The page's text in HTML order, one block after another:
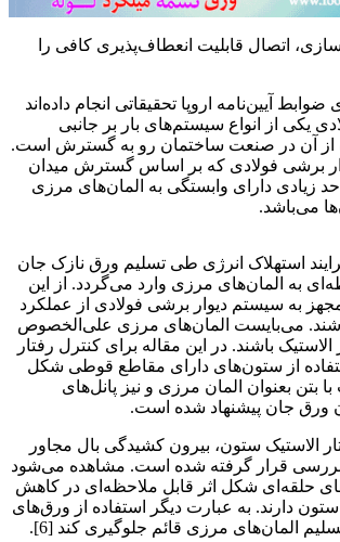
اتصال قابلیت انعطاف‌پذیری کافی را
آیین‌نامه اروپا تحقیقاتی انجام داده‌اند
یکی از انواع سیستم‌های بار بر جانبی
از آن در صنعت ساختمان رو به گسترش است.
برشی فولادی که بر اساس گسترش میدان
زیادی دارای وابستگی به المان‌های مرزی
می‌باشد.
استهلاک انرژی طی تسلیم ورق نازک جان
به المان‌های مرزی وارد می‌گردد. از این
به سیستم دیوار برشی فولادی از عملکرد
می‌بایست المان‌های مرزی علی‌الخصوص
باشند. در این مقاله برای کنترل رفتار
از ستون‌های دارای مقاطع قوطی شکل
بتن بعنوان المان مرزی و نیز پانل‌های
ورق جان پیشنهاد شده است.
الاستیک ستون، بیرون کشیدگی بال مجاور
بررسی قرار گرفته شده است. مشاهده می‌شود
حلقه‌ای شکل اثر قابل ملاحظه‌ای در کاهش
دارند. به عبارت دیگر استفاده از ورق‌های
المان‌های مرزی قائم جلوگیری کند [6].